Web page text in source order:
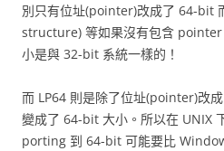
別只有位址(pointer)改成了 64-bit
structure) 等如果沒有包含 pointer
小是與 32-bit 系統一樣的！
而 LP64 則是除了位址(pointer)改
變成了 64-bit 大小。所以在 UNIX
porting 到 64-bit 可能要比